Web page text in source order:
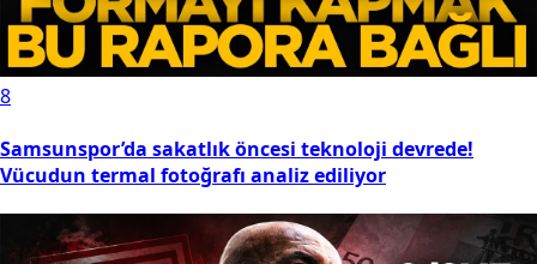
8
Samsunspor’da sakatlık öncesi teknoloji devrede!
Vücudun termal fotoğrafı analiz ediliyor